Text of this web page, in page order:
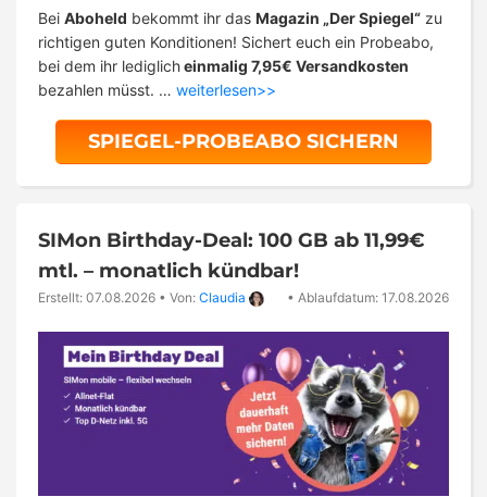
Bei Aboheld bekommt ihr das Magazin „Der Spiegel“ zu
richtigen guten Konditionen! Sichert euch ein Probeabo,
bei dem ihr lediglicheinmalig 7,95€ Versandkosten
bezahlen müsst. … weiterlesen>>
SPIEGEL-PROBEABO SICHERN
SIMon Birthday-Deal: 100 GB ab 11,99€
mtl. – monatlich kündbar!
Erstellt: 07.08.2026 • Von: Claudia • Ablaufdatum: 17.08.2026